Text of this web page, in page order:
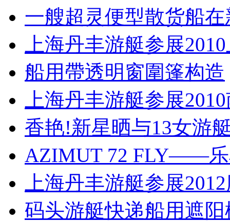
一艘超灵便型散货船在
上海丹丰游艇参展
船用帶透明窗圍篷构造
上海丹丰游艇参展
香艳!新星晒与13女游
AZIMUT 72 FLY——
上海丹丰游艇参展
码头游艇快递船用遮阳